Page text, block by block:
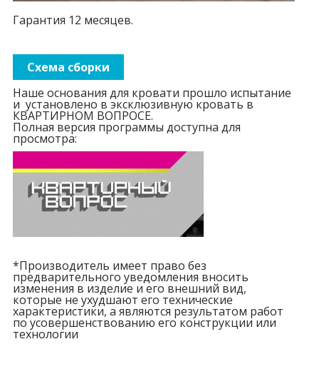
Гарантия 12 месяцев.
Схема сборки
Наше основания для кровати прошло испытание
и установлено в эксклюзивную кровать в
КВАРТИРНОМ ВОПРОСЕ.
Полная версия программы доступна для
просмотра:
*Производитель имеет право без
предварительного уведомления вносить
изменения в изделие и его внешний вид,
которые не ухудшают его технические
характеристики, а являются результатом работ
по усовершенствованию его конструкции или
технологии